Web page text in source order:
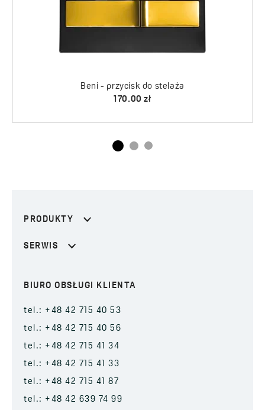
PRODUKTY
SERWIS
BIURO OBSŁUGI KLIENTA
tel.: +48 42 715 40 53
tel.: +48 42 715 40 56
tel.: +48 42 715 41 34
tel.: +48 42 715 41 33
tel.: +48 42 715 41 87
tel.: +48 42 639 74 99